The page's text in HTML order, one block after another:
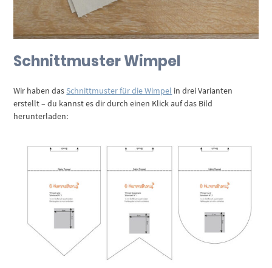
Schnittmuster Wimpel
Wir haben das Schnittmuster für die Wimpel in drei Varianten
erstellt – du kannst es dir durch einen Klick auf das Bild
herunterladen: